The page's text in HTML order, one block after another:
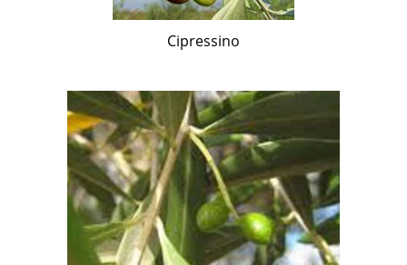
Cipressino